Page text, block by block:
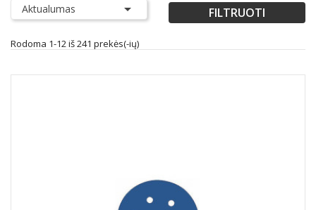
Aktualumas  FILTRUOTI
Rodoma 1-12 iš 241 prekės(-ių)